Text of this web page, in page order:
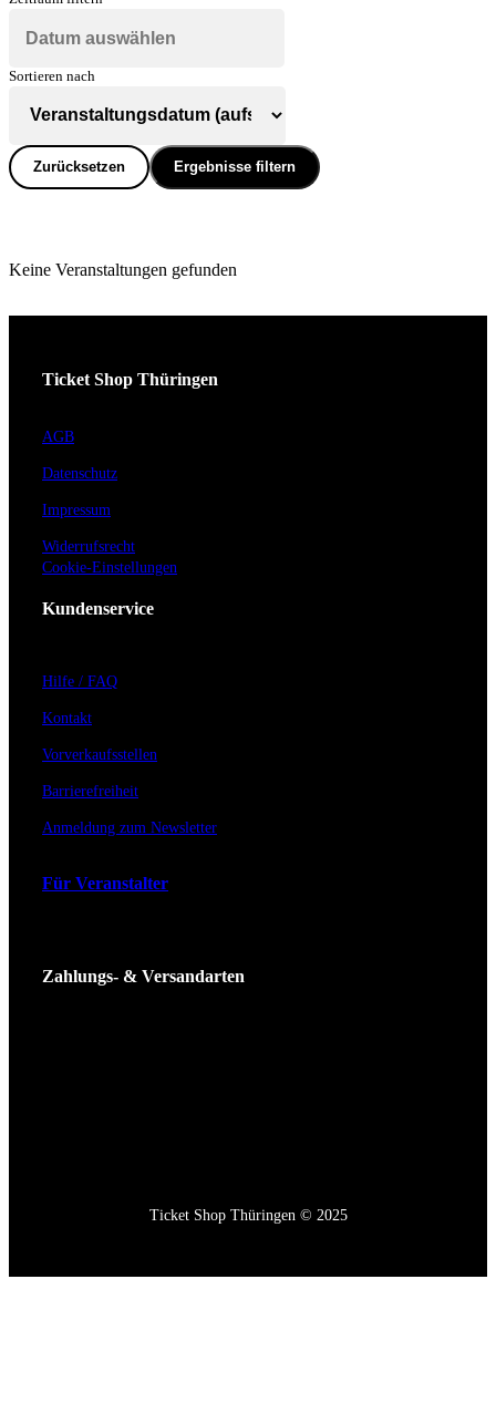
Sortieren nach
Zurücksetzen Ergebnisse filtern
Keine Veranstaltungen gefunden
Ticket Shop Thüringen
AGB
Datenschutz
Impressum
Widerrufsrecht
Cookie-Einstellungen
Kundenservice
Hilfe / FAQ
Kontakt
Vorverkaufsstellen
Barrierefreiheit
Anmeldung zum Newsletter
Für Veranstalter
Zahlungs- & Versandarten
Ticket Shop Thüringen © 2025